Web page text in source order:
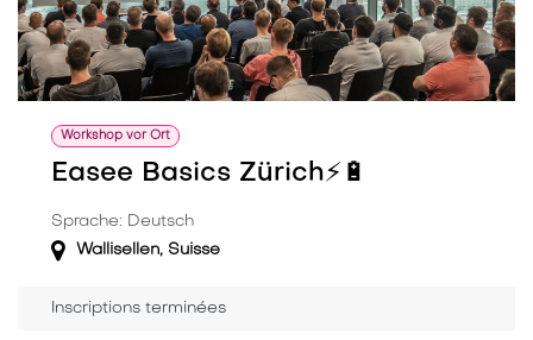
Workshop vor Ort
Easee Basics Zürich⚡️🔋
Sprache: Deutsch
Wallisellen, Suisse
Inscriptions terminées